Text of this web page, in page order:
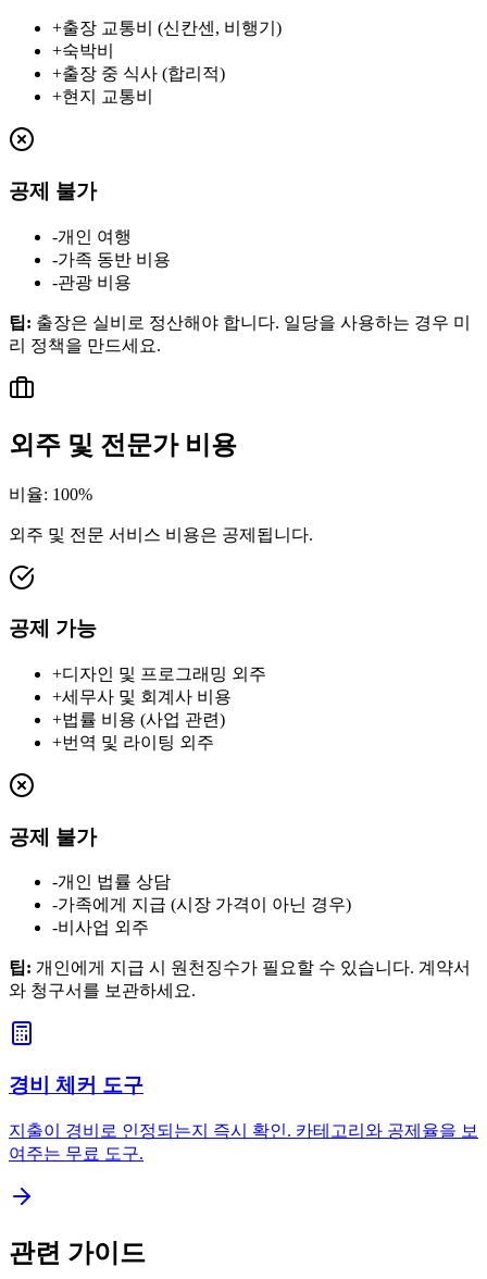
+출장 교통비 (신칸센, 비행기)
+숙박비
+출장 중 식사 (합리적)
+현지 교통비
공제 불가
-개인 여행
-가족 동반 비용
-관광 비용
팁: 출장은 실비로 정산해야 합니다. 일당을 사용하는 경우 미
리 정책을 만드세요.
외주 및 전문가 비용
비율: 100%
외주 및 전문 서비스 비용은 공제됩니다.
공제 가능
+디자인 및 프로그래밍 외주
+세무사 및 회계사 비용
+법률 비용 (사업 관련)
+번역 및 라이팅 외주
공제 불가
-개인 법률 상담
-가족에게 지급 (시장 가격이 아닌 경우)
-비사업 외주
팁: 개인에게 지급 시 원천징수가 필요할 수 있습니다. 계약서
와 청구서를 보관하세요.
경비 체커 도구
지출이 경비로 인정되는지 즉시 확인. 카테고리와 공제율을 보
여주는 무료 도구.
관련 가이드